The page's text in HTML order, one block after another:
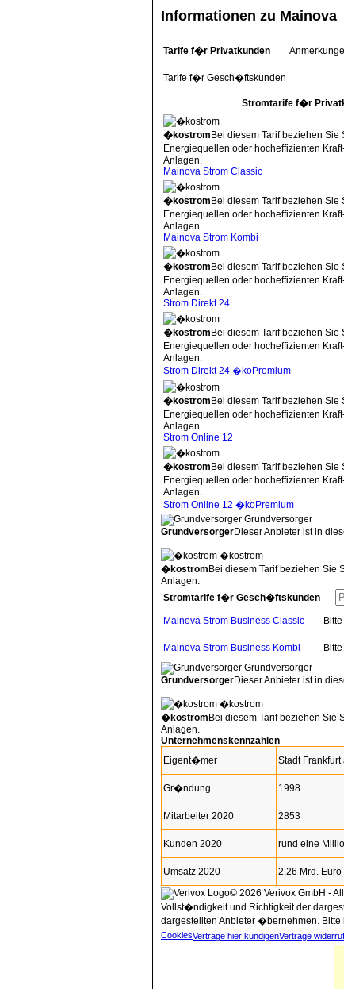
Informationen zu Mainova
Tarife f�r Privatkunden
Tarife f�r Gesch�ftskunden
Stromtarife f�r
�kostrom Bei diesem Tarif beziehen Sie
Energiequellen oder hocheffizienten
Anlagen.
Mainova Strom Classic
�kostrom Bei diesem Tarif beziehen Sie
Energiequellen oder hocheffizienten
Anlagen.
Mainova Strom Kombi
�kostrom Bei diesem Tarif beziehen Sie
Energiequellen oder hocheffizienten
Anlagen.
Strom Direkt 24
�kostrom Bei diesem Tarif beziehen Sie
Energiequellen oder hocheffizienten
Anlagen.
Strom Direkt 24 �koPremium
�kostrom Bei diesem Tarif beziehen Sie
Energiequellen oder hocheffizienten
Anlagen.
Strom Online 12
�kostrom Bei diesem Tarif beziehen Sie
Energiequellen oder hocheffizienten
Anlagen.
Strom Online 12 �koPremium
Grundversorger
GrundversorgerDieser Anbieter ist in
�kostrom
�kostrom Bei diesem Tarif beziehen
Anlagen.
Stromtarife f�r Gesch�ftskunden
Mainova Strom Business Classic
Mainova Strom Business Kombi
Grundversorger
GrundversorgerDieser Anbieter ist in
�kostrom
�kostrom Bei diesem Tarif beziehen
Anlagen.
Unternehmenskennzahlen
Eigent�mer
Stadt
Gr�ndung 1998
Mitarbeiter 2020 2853
Kunden 2020 rund eine
Umsatz 2020
2,26 Mrd. Euro
© 2026 Verivox GmbH -
Vollst�ndigkeit und Richtigkeit der
dargestellten Anbieter �bernehmen. Bitte
CookiesVerträge hier kündigenVerträge